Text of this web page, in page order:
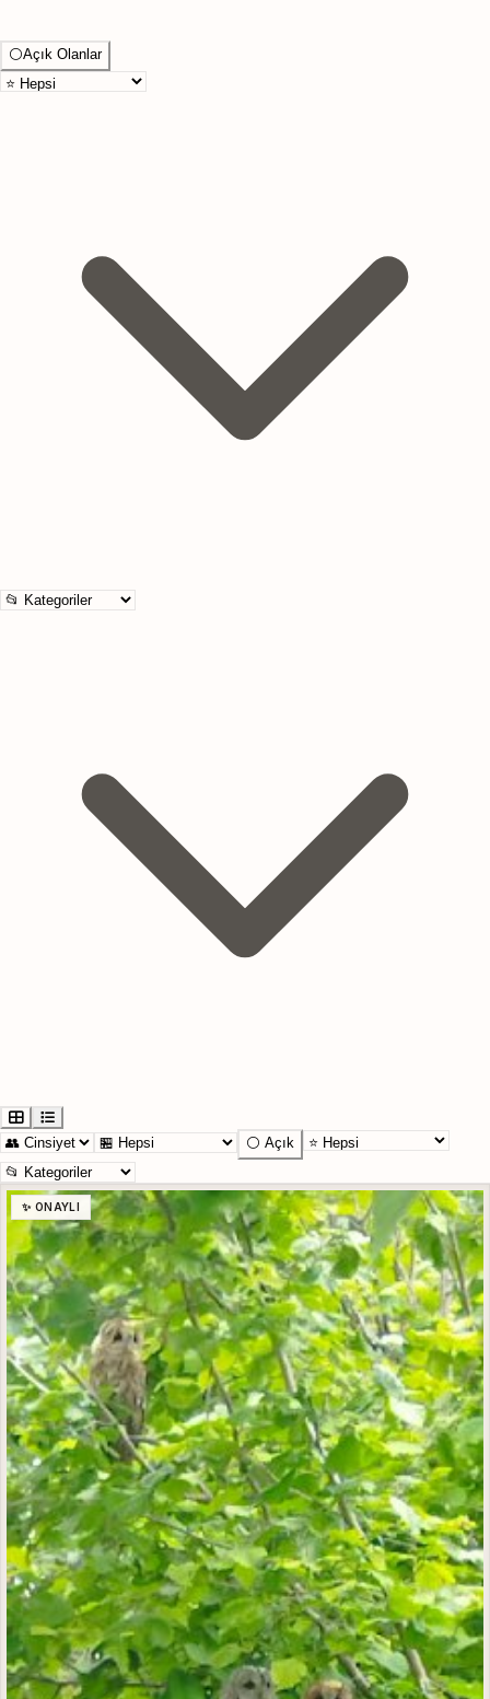
⚪Açık Olanlar
⚪ Açık
✨ ONAYLI